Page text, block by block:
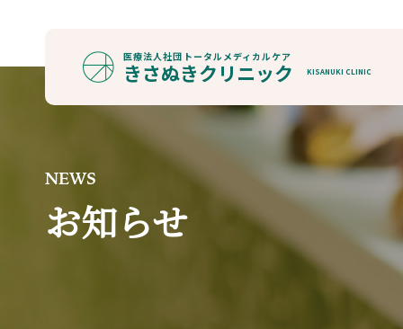
医療法人社団 トータルメディカルケア
きさぬきクリニック KISANUKI CLINIC
NEWS
お知らせ